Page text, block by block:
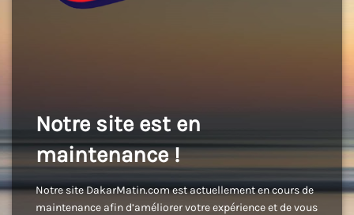
Notre site est en
maintenance !
Notre site DakarMatin.com est actuellement en cours de
maintenance afin d’améliorer votre expérience et de vous